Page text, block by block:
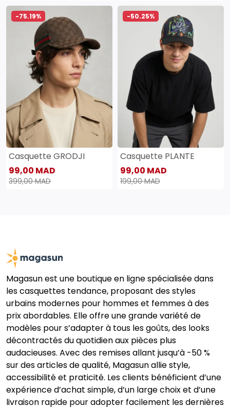
-75.19%
Casquette GRODJI
99,00 MAD
399,00 MAD
-50.25%
Casquette PLANTE
99,00 MAD
199,00 MAD
Magasun est une boutique en ligne spécialisée dans
les casquettes tendance, proposant des styles
urbains modernes pour hommes et femmes à des
prix abordables. Elle offre une grande variété de
modèles pour s’adapter à tous les goûts, des looks
décontractés du quotidien aux pièces plus
audacieuses. Avec des remises allant jusqu’à -50 %
sur des articles de qualité, Magasun allie style,
accessibilité et praticité. Les clients bénéficient d’une
expérience d’achat simple, d’un large choix et d’une
livraison rapide pour adopter facilement les dernières